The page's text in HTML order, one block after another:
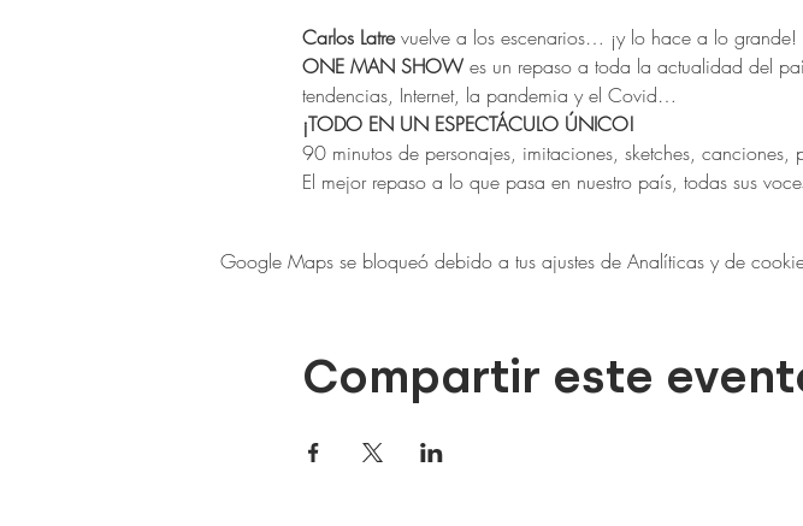
Carlos Latre vuelve a los escenarios… ¡y lo hace a lo grande!
ONE MAN SHOW es un repaso a toda la actualidad del
tendencias, Internet, la pandemia y el Covid…
¡TODO EN UN ESPECTÁCULO ÚNICO!
90 minutos de personajes, imitaciones, sketches, canciones,
El mejor repaso a lo que pasa en nuestro país, todas sus
Google Maps se bloqueó debido a tus ajustes de Analíticas y de
Compartir este